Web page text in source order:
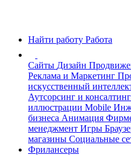
Найти работу Работа
Сайты Дизайн
Реклама и Маркетинг
искусственный
Аутсорсинг и консалтинг
иллюстрации Mobile
бизнеса Анимация
менеджмент Игры
магазины Социальные
Фрилансеры